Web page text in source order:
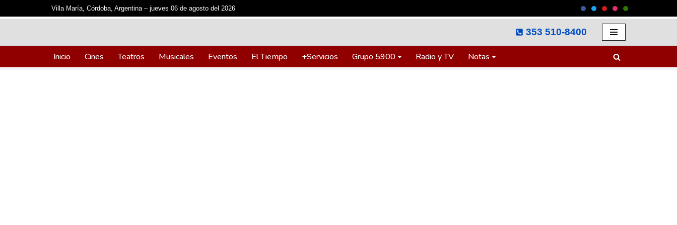
Villa María, Córdoba, Argentina – jueves 06 de agosto del 2026
353 510-8400
Inicio Cines Teatros Musicales Eventos El Tiempo +Servicios Grupo 5900 Radio y TV Notas